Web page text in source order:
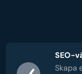
SEO-
Skapa